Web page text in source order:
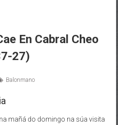
En Cabral Cheo
27)
Balonmano
mañá do domingo na súa visita